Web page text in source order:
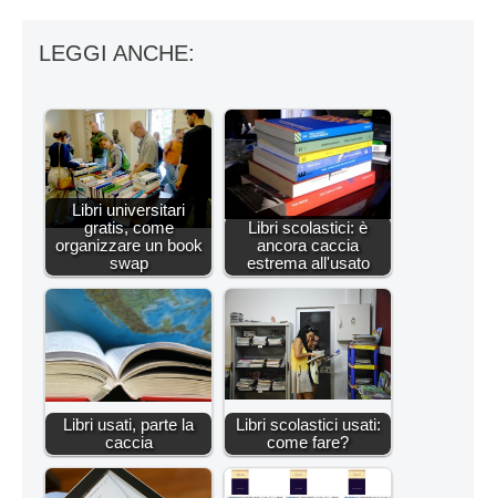
LEGGI ANCHE:
Libri universitari
gratis, come
organizzare un book
swap
Libri scolastici: è
ancora caccia
estrema all'usato
Libri usati, parte la
caccia
Libri scolastici usati:
come fare?